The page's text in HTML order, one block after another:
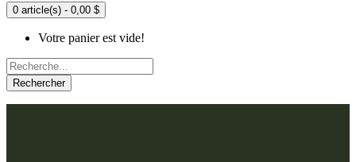
0 article(s) - 0,00 $
Votre panier est vide!
Rechercher